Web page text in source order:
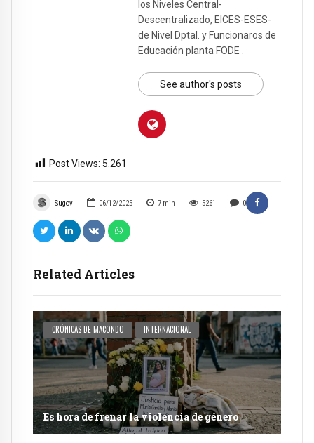
Sugov 06/12/2025 7 min 5261 0
Related Articles
CRÓNICAS DE MACONDO INTERNACIONAL
Es hora de frenar la violencia de género
los Niveles Central-
Descentralizado, EICES-ESES-
de Nivel Dptal. y Funcionaros de
Educación planta FODE .
See author's posts
Post Views: 5.261